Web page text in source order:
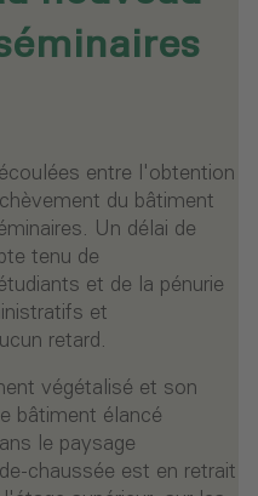
entre l'obtention
du bâtiment
Un délai de
tenu de
et de la pénurie
et
retard.
végétalisé et son
bâtiment élancé
le paysage
chaussée est en retrait